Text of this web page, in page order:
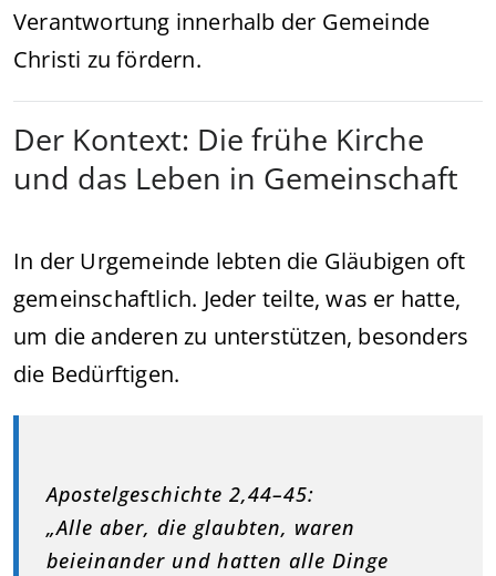
Verantwortung innerhalb der Gemeinde
Christi zu fördern.
Der Kontext: Die frühe Kirche
und das Leben in Gemeinschaft
In der Urgemeinde lebten die Gläubigen oft
gemeinschaftlich. Jeder teilte, was er hatte,
um die anderen zu unterstützen, besonders
die Bedürftigen.
Apostelgeschichte 2,44–45:
„Alle aber, die glaubten, waren
beieinander und hatten alle Dinge